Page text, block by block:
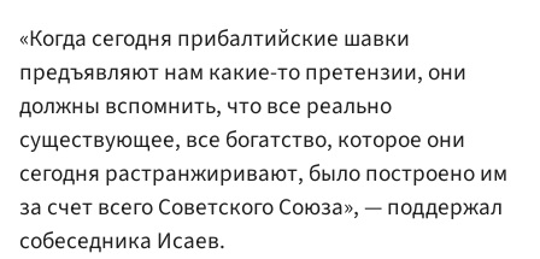
«Когда сегодня прибалтийские шавки
предъявляют нам какие-то претензии, они
должны вспомнить, что все реально
существующее, все богатство, которое они
сегодня растранжиривают, было построено им
за счет всего Советского Союза», — поддержал
собеседника Исаев.